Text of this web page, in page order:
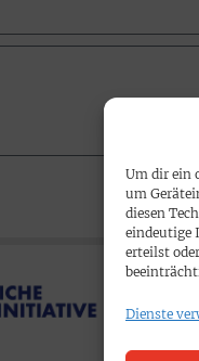
Um dir ein
um
diesen
eindeutige
erteilst
Dienste